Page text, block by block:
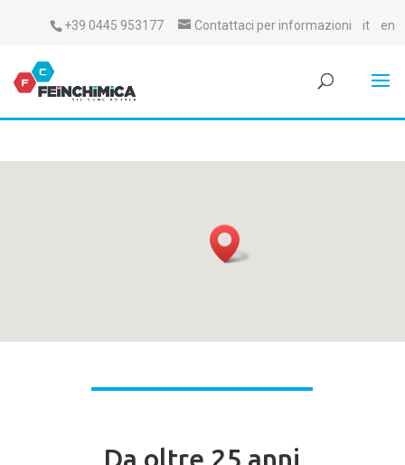
+39 0445 953177 Contattaci per informazioni it en
Da oltre 25 anni